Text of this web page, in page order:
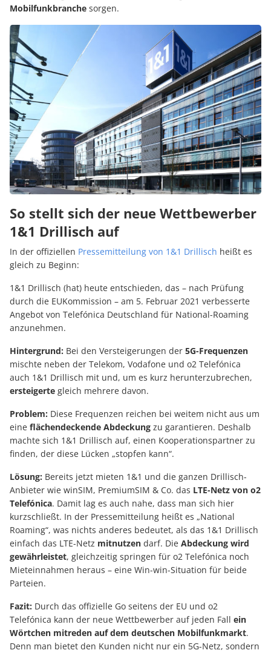
Mobilfunkbranche sorgen.
So stellt sich der neue Wettbewerber
1&1 Drillisch auf
In der offiziellen Pressemitteilung von 1&1 Drillisch heißt es
gleich zu Beginn:
1&1 Drillisch (hat) heute entschieden, das – nach Prüfung
durch die EUKommission – am 5. Februar 2021 verbesserte
Angebot von Telefónica Deutschland für National-Roaming
anzunehmen.
Hintergrund: Bei den Versteigerungen der 5G-Frequenzen
mischte neben der Telekom, Vodafone und o2 Telefónica
auch 1&1 Drillisch mit und, um es kurz herunterzubrechen,
ersteigerte gleich mehrere davon.
Problem: Diese Frequenzen reichen bei weitem nicht aus um
eine flächendeckende Abdeckung zu garantieren. Deshalb
machte sich 1&1 Drillisch auf, einen Kooperationspartner zu
finden, der diese Lücken „stopfen kann“.
Lösung: Bereits jetzt mieten 1&1 und die ganzen Drillisch-
Anbieter wie winSIM, PremiumSIM & Co. das LTE-Netz von o2
Telefónica. Damit lag es auch nahe, dass man sich hier
kurzschließt. In der Pressemitteilung heißt es „National
Roaming“, was nichts anderes bedeutet, als das 1&1 Drillisch
einfach das LTE-Netz mitnutzen darf. Die Abdeckung wird
gewährleistet, gleichzeitig springen für o2 Telefónica noch
Mieteinnahmen heraus – eine Win-win-Situation für beide
Parteien.
Fazit: Durch das offizielle Go seitens der EU und o2
Telefónica kann der neue Wettbewerber auf jeden Fall ein
Wörtchen mitreden auf dem deutschen Mobilfunkmarkt.
Denn man bietet den Kunden nicht nur ein 5G-Netz, sondern